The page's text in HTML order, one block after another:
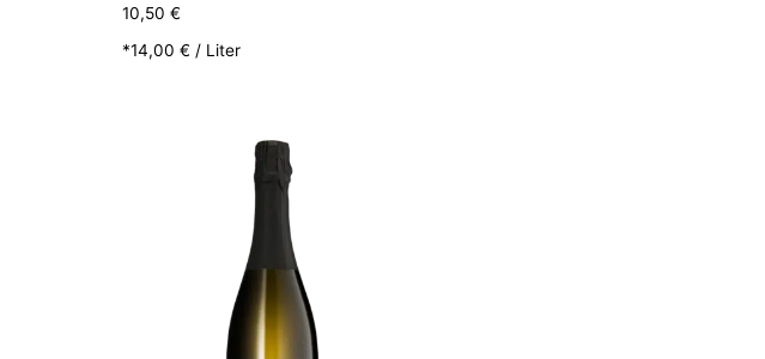
10,50 €
*14,00 € / Liter